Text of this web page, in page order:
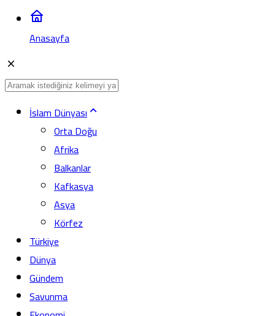
Anasayfa
İslam Dünyası
Orta Doğu
Afrika
Balkanlar
Kafkasya
Asya
Körfez
Türkiye
Dünya
Gündem
Savunma